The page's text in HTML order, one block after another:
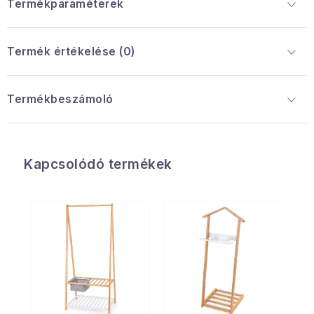
Termékparaméterek
Termék értékelése (0)
Termékbeszámoló
Kapcsolódó termékek